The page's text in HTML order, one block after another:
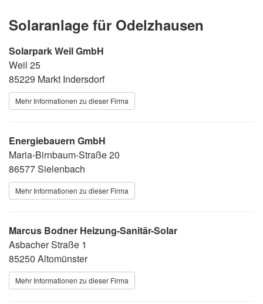
Solaranlage für Odelzhausen
Solarpark Weil GmbH
Weil 25
85229 Markt Indersdorf
Mehr Informationen zu dieser Firma
Energiebauern GmbH
Maria-Birnbaum-Straße 20
86577 Sielenbach
Mehr Informationen zu dieser Firma
Marcus Bodner Heizung-Sanitär-Solar
Asbacher Straße 1
85250 Altomünster
Mehr Informationen zu dieser Firma